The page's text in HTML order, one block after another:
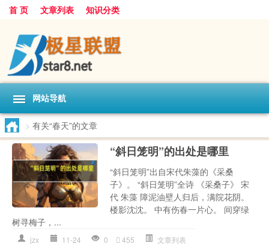
首 页 文章列表 知识分类
网站导航
> 有关“春天”的文章
“斜日笼明”的出处是哪里
“斜日笼明”出自宋代朱藻的《采桑
子》。 “斜日笼明”全诗 《采桑子》 宋
代 朱藻 障泥油壁人归后，满院花阴。
楼影沈沈。 中有伤春一片心。 间穿绿
树寻梅子，...
jzx 11-24 0 455 文章列表